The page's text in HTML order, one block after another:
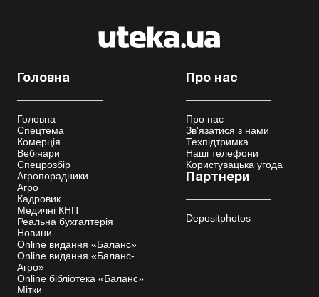
Головна
Головна
Спецтема
Комерція
Вебінари
Спецрозбір
Агропорадники
Агро
Кадровик
Медичні КНП
Реальна бухгалтерія
Новини
Online видання «Баланс»
Online видання «Баланс-
Агро»
Online бібліотека «Баланс»
Мітки
Про нас
Про нас
Зв'язатися з нами
Техпідтримка
Наші телефони
Користувацька угода
Партнери
Depositphotos